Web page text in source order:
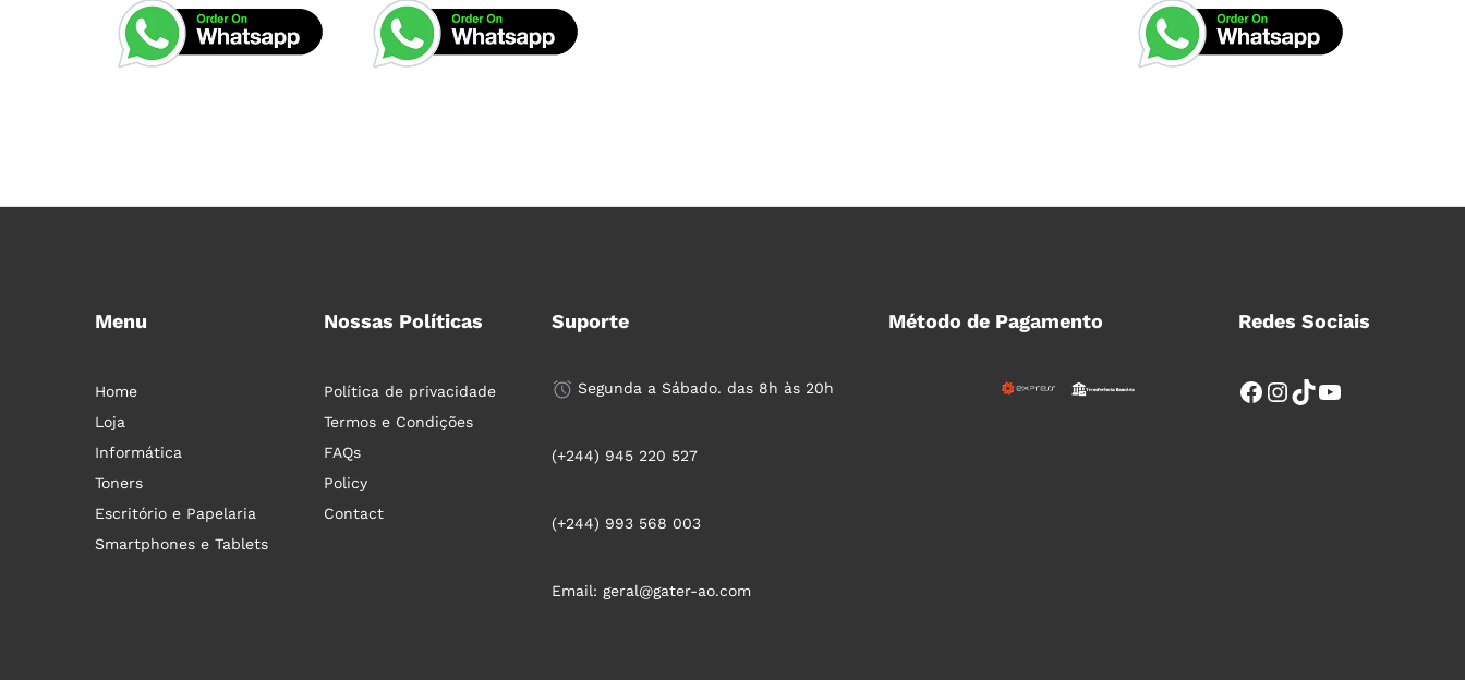
Menu
Home
Loja
Informática
Toners
Escritório e Papelaria
Smartphones e Tablets
Nossas Políticas
Política de privacidade
Termos e Condições
FAQs
Policy
Contact
Suporte
Segunda a Sábado. das 8h às 20h
(+244) 945 220 527
(+244) 993 568 003
Email: geral@gater-ao.com
Método de Pagamento Redes Sociais
Facebook
Instagram
TikTok
YouTube